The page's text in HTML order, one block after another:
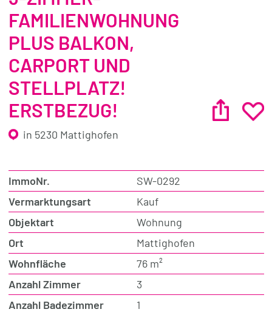
FAMILIENWOHNUNG
PLUS BALKON,
CARPORT UND
STELLPLATZ!
ERSTBEZUG!
in 5230 Mattighofen
ImmoNr.
SW-0292
Vermarktungsart
Kauf
Objektart
Wohnung
Ort
Mattighofen
Wohnfläche
76 m²
Anzahl Zimmer
3
Anzahl Badezimmer
1